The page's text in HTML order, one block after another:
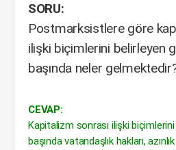
SORU:
Postmarksistlere göre
ilişki biçimlerini belirleyen
başında neler
CEVAP:
Kapitalizm sonrası ilişki
başında vatandaşlık hakları,